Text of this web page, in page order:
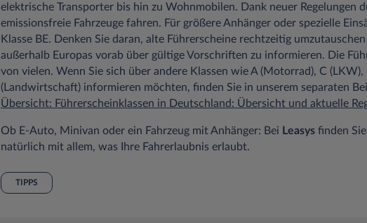
elektrische Transporter bis hin zu Wohnmobilen. Dank neuer Regelungen
emissionsfreie Fahrzeuge fahren. Für größere Anhänger oder spezielle
Klasse BE. Denken Sie daran, alte Führerscheine rechtzeitig
außerhalb Europas vorab über gültige Vorschriften zu informieren. Die
von vielen. Wenn Sie sich über andere Klassen wie A (Motorrad), C (LKW),
(Landwirtschaft) informieren möchten, finden Sie in unserem separaten
Übersicht: Führerscheinklassen in Deutschland: Übersicht und aktuelle
Ob E-Auto, Minivan oder ein Fahrzeug mit Anhänger: Bei Leasys finden
natürlich mit allem, was Ihre Fahrerlaubnis erlaubt.
TIPPS